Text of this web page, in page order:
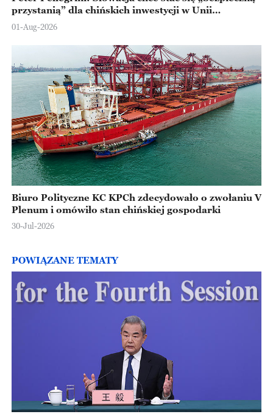
przystanią” dla chińskich inwestycji w Unii
Europejskiej
01-Aug-2026
Biuro Polityczne KC KPCh zdecydowało o zwołaniu V
Plenum i omówiło stan chińskiej gospodarki
30-Jul-2026
POWIĄZANE TEMATY